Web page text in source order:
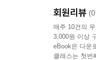
김하나의 측
오은의 옹기
MD 리뷰 대
나도, 에세이
회원리뷰
매주 10건의
3,000원 이상
eBook은 다운
클래스는 첫번